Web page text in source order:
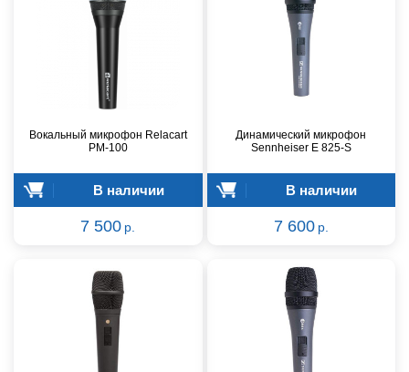
Вокальный микрофон Relacart
PM-100
В наличии
7 500 р.
Динамический микрофон
Sennheiser E 825-S
В наличии
7 600 р.